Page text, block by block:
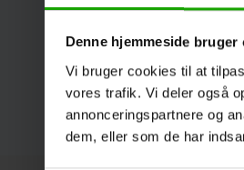
Denne hjemmeside bruger
Vi bruger cookies til at
vores trafik. Vi deler også
annonceringspartnere og
dem, eller som de har